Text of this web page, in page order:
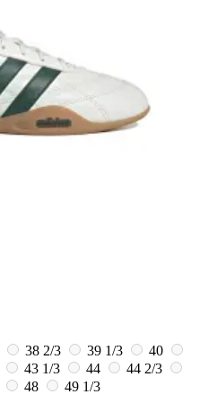
38 2/3 39 1/3
40
43 1/3 44
44 2/3
48
49 1/3